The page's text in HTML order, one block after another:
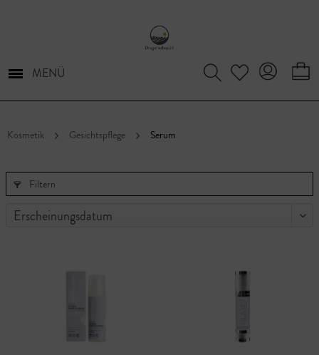
MENÜ
Kosmetik Gesichtspflege Serum
Filtern